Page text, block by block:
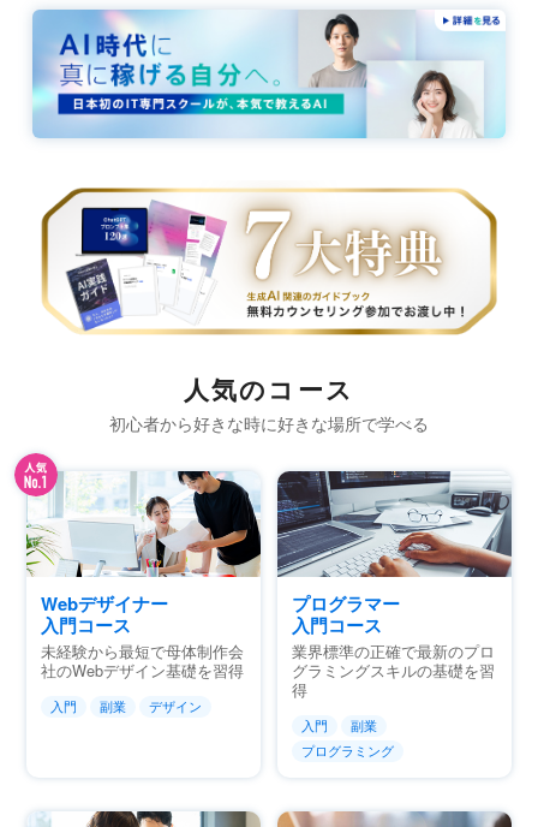
人気のコース
初心者から好きな時に好きな場所で学べる
Webデザイナー
入門コース
未経験から最短で母体制作会
社のWebデザイン基礎を習得
入門 副業 デザイン
プログラマー
入門コース
業界標準の正確で最新のプロ
グラミングスキルの基礎を習
得
入門
副業
プログラミング